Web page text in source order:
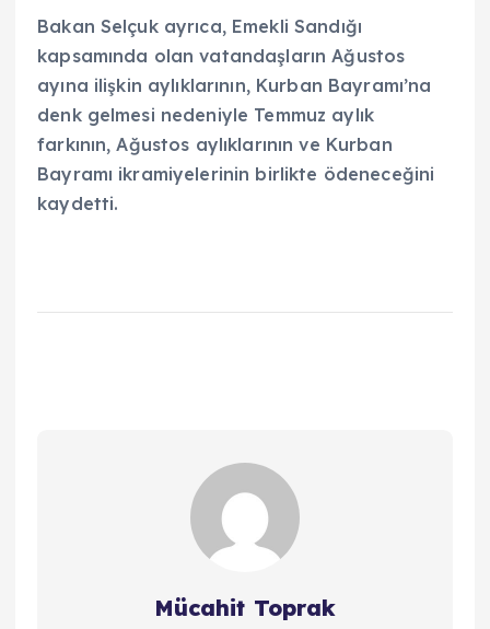
Bakan Selçuk ayrıca, Emekli Sandığı
kapsamında olan vatandaşların Ağustos
ayına ilişkin aylıklarının, Kurban Bayramı’na
denk gelmesi nedeniyle Temmuz aylık
farkının, Ağustos aylıklarının ve Kurban
Bayramı ikramiyelerinin birlikte ödeneceğini
kaydetti.
Mücahit Toprak